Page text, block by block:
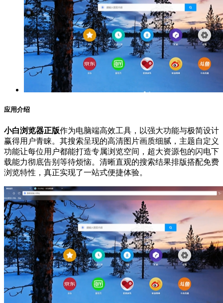
应用介绍
小白浏览器正版作为电脑端高效工具，以强大功能与极简设计
赢得用户青睐。其搜索呈现的高清图片画质细腻，主题自定义
功能让每位用户都能打造专属浏览空间，超大资源包的闪电下
载能力彻底告别等待烦恼。清晰直观的搜索结果排版搭配免费
浏览特性，真正实现了一站式便捷体验。